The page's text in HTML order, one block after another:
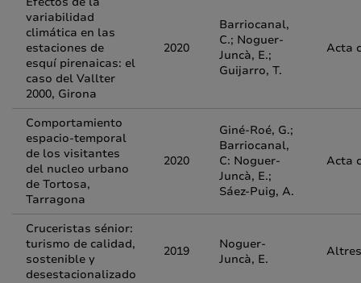
variabilidad
climática en las
estaciones de
esquí pirenaicas: el
caso del Vallter
2000, Girona
2020
Barriocanal,
C.; Noguer-
Juncà, E.;
Guijarro, T.
Acta
Comportamiento
espacio-temporal
de los visitantes
del nucleo urbano
de Tortosa,
Tarragona
2020
Giné-Roé, G.;
Barriocanal,
C: Noguer-
Juncà, E.;
Sáez-Puig, A.
Acta
Cruceristas sénior:
turismo de calidad,
sostenible y
desestacionalizado
2019
Noguer-
Juncà, E.
Altres